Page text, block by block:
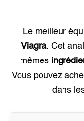
Le meilleur
Viagra. Cet
mêmes
Vous pouvez
dans